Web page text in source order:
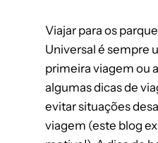
Viajar para os
Universal é sempre
primeira viagem ou
algumas dicas de
evitar situações
viagem (este blog